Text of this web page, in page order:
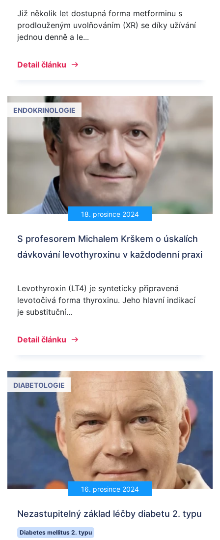
Již několik let dostupná forma metforminu s
prodlouženým uvolňováním (XR) se díky užívání
jednou denně a le...
Detail článku
18. prosince 2024
ENDOKRINOLOGIE
S profesorem Michalem Krškem o úskalích
dávkování levothyroxinu v každodenní praxi
Levothyroxin (LT4) je synteticky připravená
levotočivá forma thyroxinu. Jeho hlavní indikací
je substituční...
Detail článku
16. prosince 2024
DIABETOLOGIE
Nezastupitelný základ léčby diabetu 2. typu
Diabetes mellitus 2. typu